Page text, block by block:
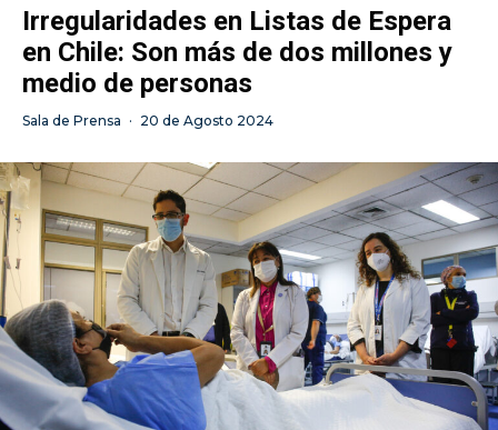
Irregularidades en Listas de Espera
en Chile: Son más de dos millones y
medio de personas
Sala de Prensa · 20 de Agosto 2024